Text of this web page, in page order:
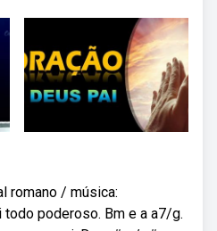
romano / música:
poderoso. Bm e a a7/g.